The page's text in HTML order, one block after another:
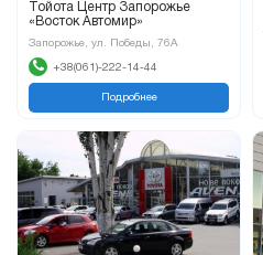
Тойота Центр Запорожье
«Восток Автомир»
Запорожье, ул. Победы, 76А
+38(061)-222-14-44
Подробнее